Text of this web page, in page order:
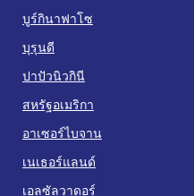
บูร์กินาฟาโซ
บุรุนดี
ปาปัวนิวกินี
สหรัฐอเมริกา
อาเซอร์ไบจาน
เนเธอร์แลนด์
เอลซัลวาดอร์